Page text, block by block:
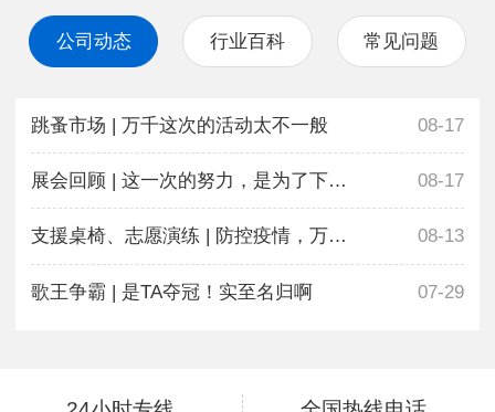
公司动态 行业百科 常见问题
跳蚤市场 | 万千这次的活动太不一般 08-17
展会回顾 | 这一次的努力，是为了下一次更好地相遇 08-17
支援桌椅、志愿演练 | 防控疫情，万千在行动 08-13
歌王争霸 | 是TA夺冠！实至名归啊 07-29